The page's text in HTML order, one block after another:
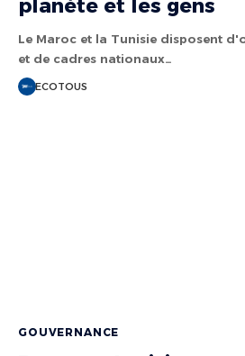
planète et les gens
Le Maroc et la Tunisie disposent
et de cadres nationaux…
ECOTOUS
GOUVERNANCE